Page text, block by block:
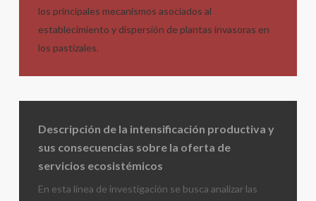
los principales mecanismos asociados al
establecimiento y dispersión de plantas invasoras en
los pastizales.
Descripción de la intensificación productiva y
sus consecuencias sobre la oferta de
servicios ecosistémicos
En esta línea de investigación se busca analizar las